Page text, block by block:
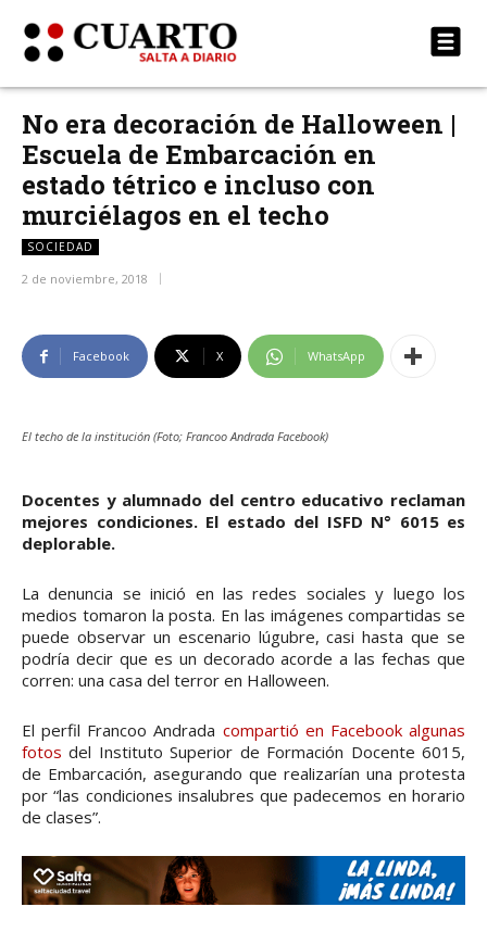
No era decoración de Halloween |
Escuela de Embarcación en
estado tétrico e incluso con
murciélagos en el techo
SOCIEDAD
2 de noviembre, 2018
Facebook X WhatsApp
El techo de la institución (Foto; Francoo Andrada Facebook)
Docentes y alumnado del centro educativo reclaman
mejores condiciones. El estado del ISFD N° 6015 es
deplorable.
La denuncia se inició en las redes sociales y luego los
medios tomaron la posta. En las imágenes compartidas se
puede observar un escenario lúgubre, casi hasta que se
podría decir que es un decorado acorde a las fechas que
corren: una casa del terror en Halloween.
El perfil Francoo Andrada compartió en Facebook algunas
fotos del Instituto Superior de Formación Docente 6015,
de Embarcación, asegurando que realizarían una protesta
por “las condiciones insalubres que padecemos en horario
de clases”.